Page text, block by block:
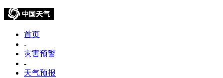
首页
-
灾害预警
-
天气预报